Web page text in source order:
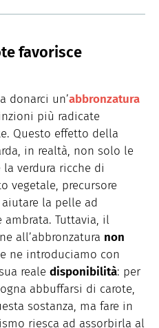
favorisce
donarci un’abbronzatura
più radicate
Questo effetto della
in realtà, non solo le
verdura ricche di
vegetale, precursore
la pelle ad
ambrata. Tuttavia, il
all’abbronzatura non
ne introduciamo con
reale disponibilità: per
abbuffarsi di carote,
sostanza, ma fare in
riesca ad assorbirla al